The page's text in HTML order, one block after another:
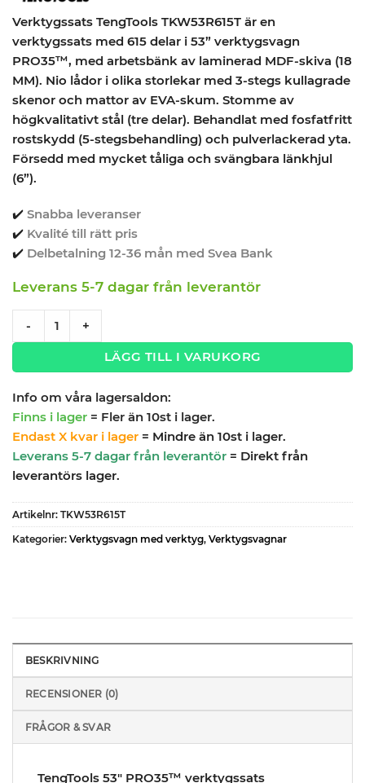
900kr. 900kr.
Verktygssats TengTools TKW53R615T är en
verktygssats med 615 delar i 53” verktygsvagn
PRO35™, med arbetsbänk av laminerad MDF-skiva (18
MM). Nio lådor i olika storlekar med 3-stegs kullagrade
skenor och mattor av EVA-skum. Stomme av
högkvalitativt stål (tre delar). Behandlat med fosfatfritt
rostskydd (5-stegsbehandling) och pulverlackerad yta.
Försedd med mycket tåliga och svängbara länkhjul
(6”).
✔️ Snabba leveranser
✔️ Kvalité till rätt pris
✔️ Delbetalning 12-36 mån med Svea Bank
Leverans 5-7 dagar från leverantör
- +
LÄGG TILL I VARUKORG
Info om våra lagersaldon:
Finns i lager = Fler än 10st i lager.
Endast X kvar i lager = Mindre än 10st i lager.
Leverans 5-7 dagar från leverantör = Direkt från
leverantörs lager.
Artikelnr: TKW53R615T
Kategorier: Verktygsvagn med verktyg, Verktygsvagnar
BESKRIVNING
RECENSIONER (0)
FRÅGOR & SVAR
TengTools 53″ PRO35™ verktygssats